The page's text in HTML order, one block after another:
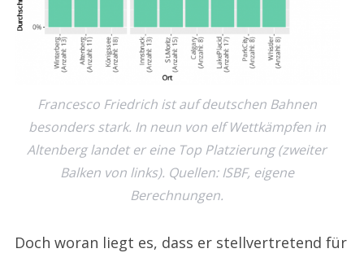
Francesco Friedrich ist auf deutschen Bahnen
besonders stark. In neun von elf Wettkämpfen in
Altenberg landet er eine Top Platzierung (zweiter
Balken von links). Quellen: ISBF, eigene
Berechnungen.
Doch woran liegt es, dass er stellvertretend für